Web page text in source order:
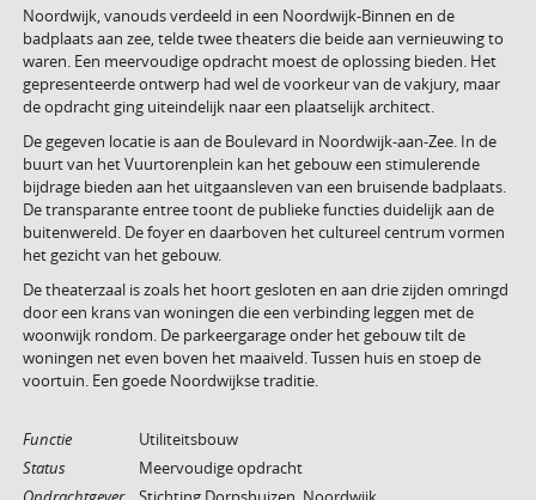
Noordwijk, vanouds verdeeld in een Noordwijk-Binnen en de
badplaats aan zee, telde twee theaters die beide aan vernieuwing to
waren. Een meervoudige opdracht moest de oplossing bieden. Het
gepresenteerde ontwerp had wel de voorkeur van de vakjury, maar
de opdracht ging uiteindelijk naar een plaatselijk architect.
De gegeven locatie is aan de Boulevard in Noordwijk-aan-Zee. In de
buurt van het Vuurtorenplein kan het gebouw een stimulerende
bijdrage bieden aan het uitgaansleven van een bruisende badplaats.
De transparante entree toont de publieke functies duidelijk aan de
buitenwereld. De foyer en daarboven het cultureel centrum vormen
het gezicht van het gebouw.
De theaterzaal is zoals het hoort gesloten en aan drie zijden omringd
door een krans van woningen die een verbinding leggen met de
woonwijk rondom. De parkeergarage onder het gebouw tilt de
woningen net even boven het maaiveld. Tussen huis en stoep de
voortuin. Een goede Noordwijkse traditie.
Functie
Utiliteitsbouw
Status
Meervoudige opdracht